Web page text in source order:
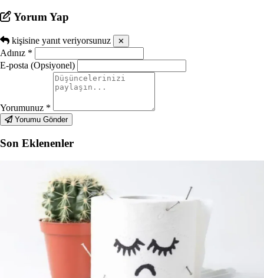
Yorum Yap
kişisine yanıt veriyorsunuz ✕
Adınız *
E-posta (Opsiyonel)
Yorumunuz *
Yorumu Gönder
Son Eklenenler